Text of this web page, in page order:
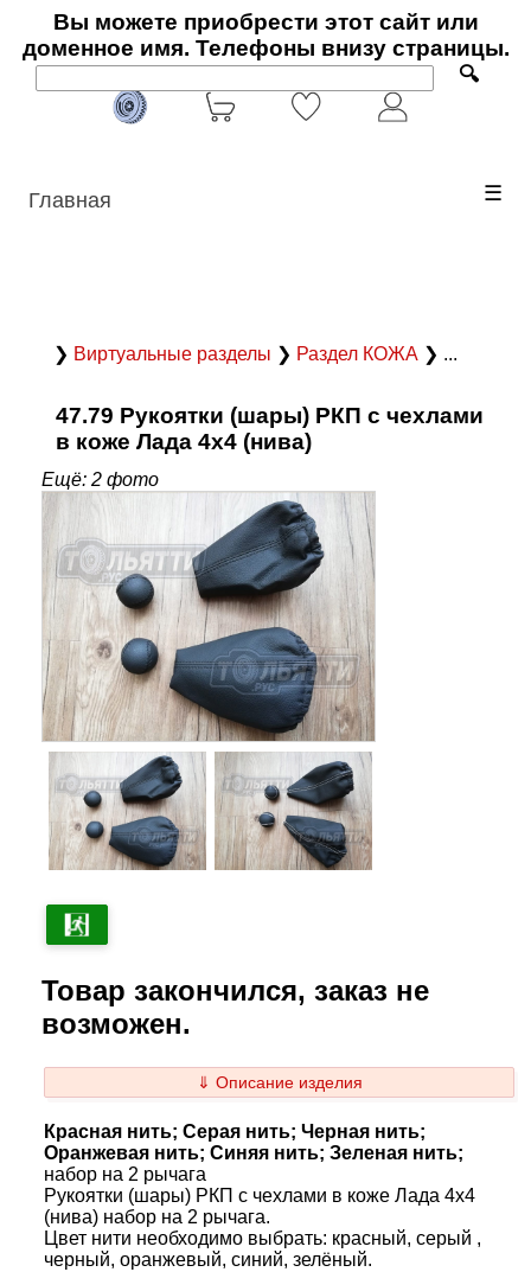
Вы можете приобрести этот сайт или
доменное имя. Телефоны внизу страницы.
🔍
Главная ☰
❯ Виртуальные разделы ❯ Раздел КОЖА ❯ ...
47.79 Рукоятки (шары) РКП с чехлами
в коже Лада 4х4 (нива)
Ещё: 2 фото
Товар закончился, заказ не
возможен.
⇓ Описание изделия
Красная нить; Серая нить; Черная нить;
Оранжевая нить; Синяя нить; Зеленая нить;
набор на 2 рычага
Рукоятки (шары) РКП с чехлами в коже Лада 4х4
(нива) набор на 2 рычага.
Цвет нити необходимо выбрать: красный, серый ,
черный, оранжевый, синий, зелёный.